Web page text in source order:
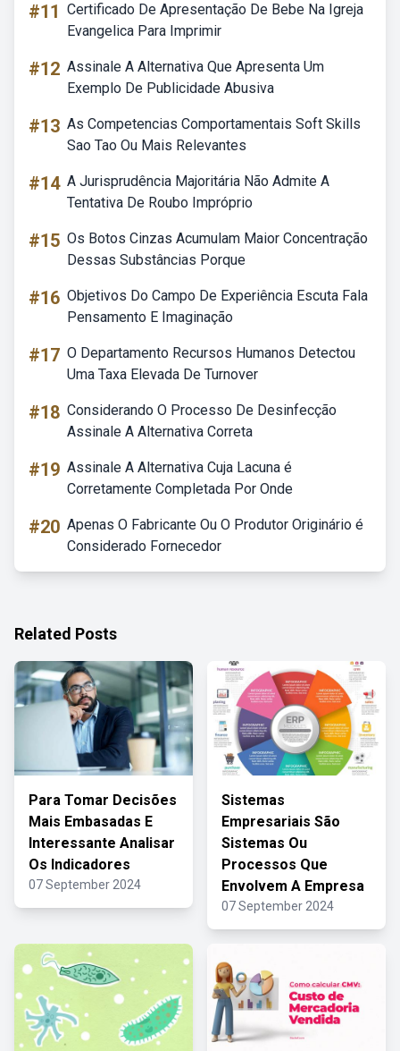
#11 Certificado De Apresentação De Bebe Na Igreja
Evangelica Para Imprimir
#12 Assinale A Alternativa Que Apresenta Um
Exemplo De Publicidade Abusiva
#13 As Competencias Comportamentais Soft Skills
Sao Tao Ou Mais Relevantes
#14 A Jurisprudência Majoritária Não Admite A
Tentativa De Roubo Impróprio
#15 Os Botos Cinzas Acumulam Maior Concentração
Dessas Substâncias Porque
#16 Objetivos Do Campo De Experiência Escuta Fala
Pensamento E Imaginação
#17 O Departamento Recursos Humanos Detectou
Uma Taxa Elevada De Turnover
#18 Considerando O Processo De Desinfecção
Assinale A Alternativa Correta
#19 Assinale A Alternativa Cuja Lacuna é
Corretamente Completada Por Onde
#20 Apenas O Fabricante Ou O Produtor Originário é
Considerado Fornecedor
Related Posts
Para Tomar Decisões
Mais Embasadas E
Interessante Analisar
Os Indicadores
07 September 2024
Sistemas
Empresariais São
Sistemas Ou
Processos Que
Envolvem A Empresa
07 September 2024